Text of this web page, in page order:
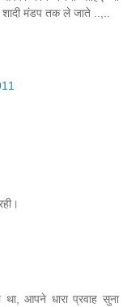
मंडप तक ले जाते ..,..
था, आपने धारा प्रवाह सुना